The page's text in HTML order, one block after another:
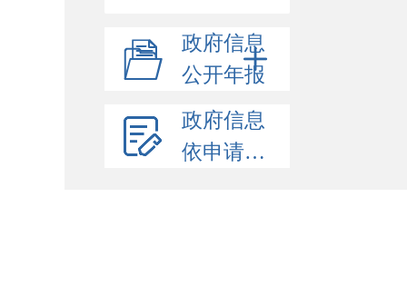
政府信息
公开年报
政府信息
依申请公开